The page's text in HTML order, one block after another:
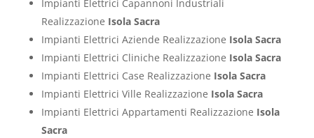
Impianti Elettrici Capannoni Industriali
Realizzazione Isola Sacra
Impianti Elettrici Aziende Realizzazione Isola Sacra
Impianti Elettrici Cliniche Realizzazione Isola Sacra
Impianti Elettrici Case Realizzazione Isola Sacra
Impianti Elettrici Ville Realizzazione Isola Sacra
Impianti Elettrici Appartamenti Realizzazione Isola
Sacra